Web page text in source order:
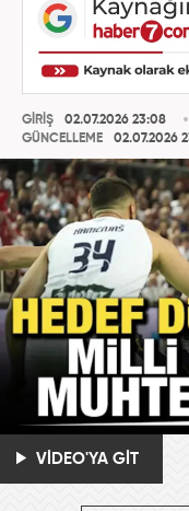
GİRİŞ
02.07.2026 23:08
GÜNCELLEME
02.07.2026
VİDEO'YA GİT